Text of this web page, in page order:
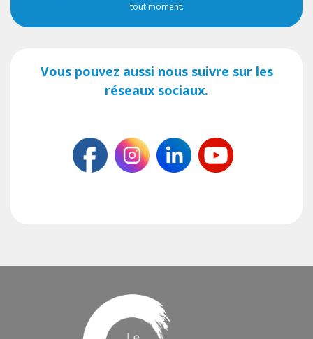
tout moment.
Vous pouvez aussi nous suivre sur les
réseaux sociaux.